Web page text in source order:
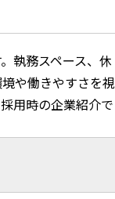
執務スペース、休
や働きやすさを視
用時の企業紹介で